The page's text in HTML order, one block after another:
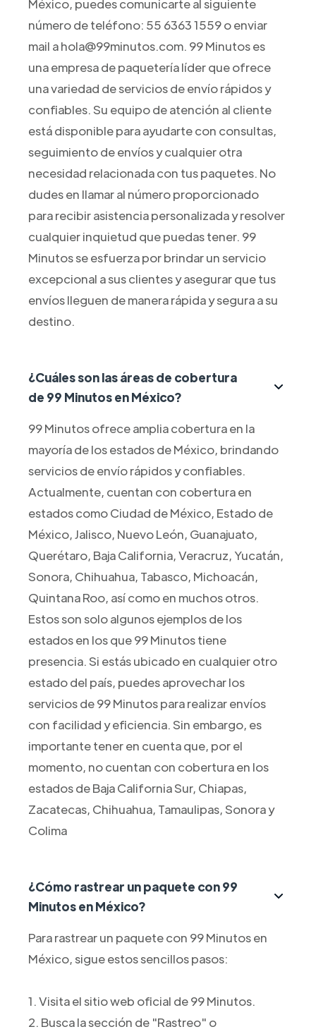
México, puedes comunicarte al siguiente
número de teléfono: 55 6363 1559 o enviar
mail a hola@99minutos.com. 99 Minutos es
una empresa de paquetería líder que ofrece
una variedad de servicios de envío rápidos y
confiables. Su equipo de atención al cliente
está disponible para ayudarte con consultas,
seguimiento de envíos y cualquier otra
necesidad relacionada con tus paquetes. No
dudes en llamar al número proporcionado
para recibir asistencia personalizada y resolver
cualquier inquietud que puedas tener. 99
Minutos se esfuerza por brindar un servicio
excepcional a sus clientes y asegurar que tus
envíos lleguen de manera rápida y segura a su
destino.
¿Cuáles son las áreas de cobertura
de 99 Minutos en México?
99 Minutos ofrece amplia cobertura en la
mayoría de los estados de México, brindando
servicios de envío rápidos y confiables.
Actualmente, cuentan con cobertura en
estados como Ciudad de México, Estado de
México, Jalisco, Nuevo León, Guanajuato,
Querétaro, Baja California, Veracruz, Yucatán,
Sonora, Chihuahua, Tabasco, Michoacán,
Quintana Roo, así como en muchos otros.
Estos son solo algunos ejemplos de los
estados en los que 99 Minutos tiene
presencia. Si estás ubicado en cualquier otro
estado del país, puedes aprovechar los
servicios de 99 Minutos para realizar envíos
con facilidad y eficiencia. Sin embargo, es
importante tener en cuenta que, por el
momento, no cuentan con cobertura en los
estados de Baja California Sur, Chiapas,
Zacatecas, Chihuahua, Tamaulipas, Sonora y
Colima
¿Cómo rastrear un paquete con 99
Minutos en México?
Para rastrear un paquete con 99 Minutos en
México, sigue estos sencillos pasos:
1. Visita el sitio web oficial de 99 Minutos.
2. Busca la sección de "Rastreo" o